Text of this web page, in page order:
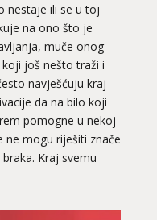
nestaje ili se u toj
na ono što je
muče onog
još nešto traži i
navješćuju kraj
da na bilo koji
pomogne u nekoj
ne mogu riješiti znače
Kraj svemu